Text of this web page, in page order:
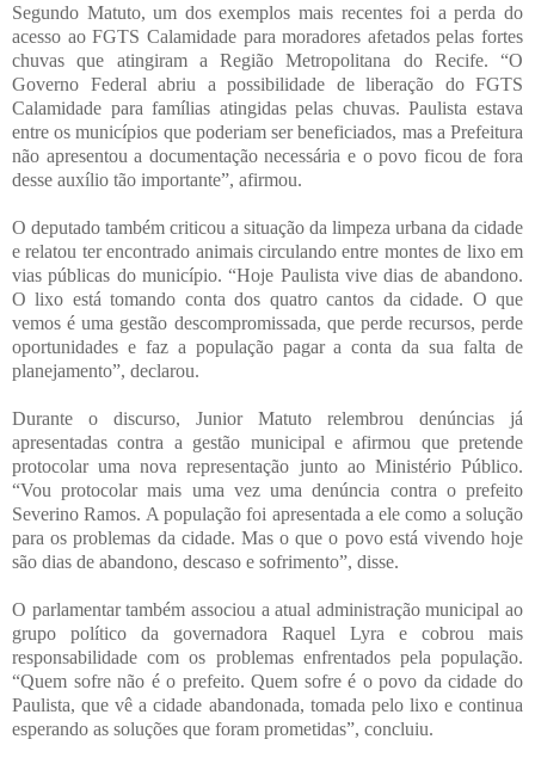
Segundo Matuto, um dos exemplos mais recentes foi a perda do
acesso ao FGTS Calamidade para moradores afetados pelas fortes
chuvas que atingiram a Região Metropolitana do Recife. “O
Governo Federal abriu a possibilidade de liberação do FGTS
Calamidade para famílias atingidas pelas chuvas. Paulista estava
entre os municípios que poderiam ser beneficiados, mas a Prefeitura
não apresentou a documentação necessária e o povo ficou de fora
desse auxílio tão importante”, afirmou.
O deputado também criticou a situação da limpeza urbana da cidade
e relatou ter encontrado animais circulando entre montes de lixo em
vias públicas do município. “Hoje Paulista vive dias de abandono.
O lixo está tomando conta dos quatro cantos da cidade. O que
vemos é uma gestão descompromissada, que perde recursos, perde
oportunidades e faz a população pagar a conta da sua falta de
planejamento”, declarou.
Durante o discurso, Junior Matuto relembrou denúncias já
apresentadas contra a gestão municipal e afirmou que pretende
protocolar uma nova representação junto ao Ministério Público.
“Vou protocolar mais uma vez uma denúncia contra o prefeito
Severino Ramos. A população foi apresentada a ele como a solução
para os problemas da cidade. Mas o que o povo está vivendo hoje
são dias de abandono, descaso e sofrimento”, disse.
O parlamentar também associou a atual administração municipal ao
grupo político da governadora Raquel Lyra e cobrou mais
responsabilidade com os problemas enfrentados pela população.
“Quem sofre não é o prefeito. Quem sofre é o povo da cidade do
Paulista, que vê a cidade abandonada, tomada pelo lixo e continua
esperando as soluções que foram prometidas”, concluiu.